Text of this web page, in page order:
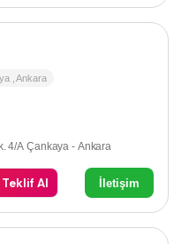
,Ankara
4/A Çankaya - Ankara
Al İletişim